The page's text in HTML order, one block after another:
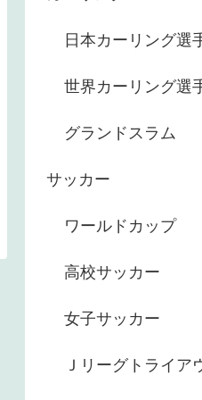
日本カーリング選
世界カーリング選
グランドスラム
サッカー
ワールドカップ
高校サッカー
女子サッカー
Ｊリーグトライア